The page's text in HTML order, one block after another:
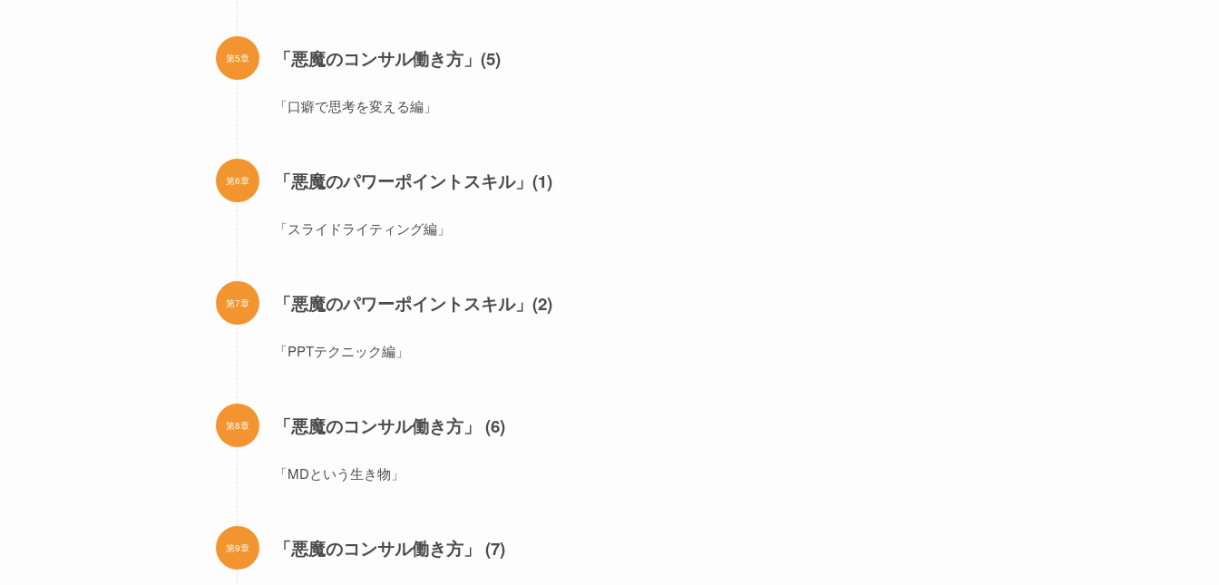
第5章 「悪魔のコンサル働き方」(5)
「口癖で思考を変える編」
第6章 「悪魔のパワーポイントスキル」(1)
「スライドライティング編」
第7章 「悪魔のパワーポイントスキル」(2)
「PPTテクニック編」
第8章 「悪魔のコンサル働き方」 (6)
「MDという生き物」
第9章 「悪魔のコンサル働き方」 (7)